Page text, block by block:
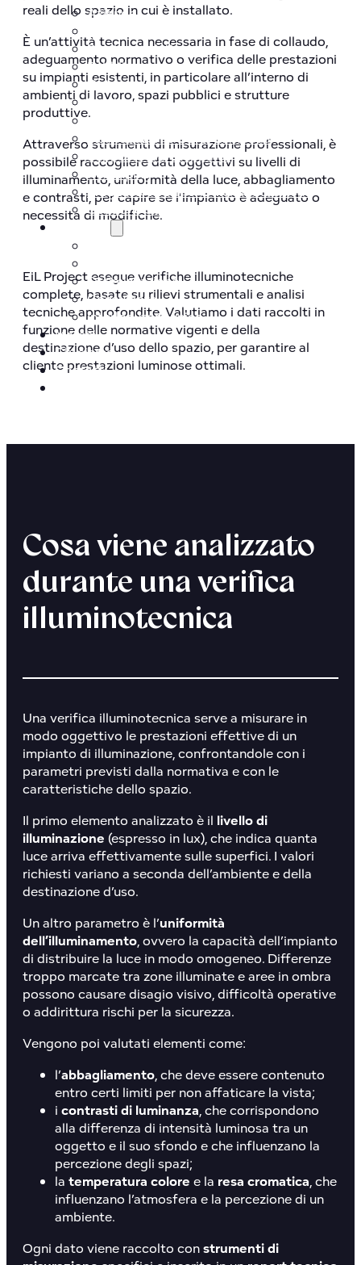
Aziende
Storico/artistico
Pubblico
Outdoor
Sanitario
Analisi Illuminotecnica
Individuazione Corpi Lampada
Supporto Gare Appalto
Relamping
Progetto e verifiche illuminotecniche
Gestione Sensori di Illuminazione
Ottimizzazione
Consulenza
Interlocutore unico
Marchi
Chi siamo
Contatti
reali dello spazio in cui è installato.
È un’attività tecnica necessaria in fase di collaudo,
adeguamento normativo o verifica delle prestazioni
su impianti esistenti, in particolare all’interno di
ambienti di lavoro, spazi pubblici e strutture
produttive.
Attraverso strumenti di misurazione professionali, è
possibile raccogliere dati oggettivi su livelli di
illuminamento, uniformità della luce, abbagliamento
e contrasti, per capire se l’impianto è adeguato o
necessita di modifiche.
EiL Project esegue verifiche illuminotecniche
complete, basate su rilievi strumentali e analisi
tecniche approfondite. Valutiamo i dati raccolti in
funzione delle normative vigenti e della
destinazione d’uso dello spazio, per garantire al
cliente prestazioni luminose ottimali.
Cosa viene analizzato
durante una verifica
illuminotecnica
Una verifica illuminotecnica serve a misurare in
modo oggettivo le prestazioni effettive di un
impianto di illuminazione, confrontandole con i
parametri previsti dalla normativa e con le
caratteristiche dello spazio.
Il primo elemento analizzato è il livello di
illuminazione (espresso in lux), che indica quanta
luce arriva effettivamente sulle superfici. I valori
richiesti variano a seconda dell’ambiente e della
destinazione d’uso.
Un altro parametro è l’uniformità
dell’illuminamento, ovvero la capacità dell’impianto
di distribuire la luce in modo omogeneo. Differenze
troppo marcate tra zone illuminate e aree in ombra
possono causare disagio visivo, difficoltà operative
o addirittura rischi per la sicurezza.
Vengono poi valutati elementi come:
l’abbagliamento, che deve essere contenuto
entro certi limiti per non affaticare la vista;
i contrasti di luminanza, che corrispondono
alla differenza di intensità luminosa tra un
oggetto e il suo sfondo e che influenzano la
percezione degli spazi;
la temperatura colore e la resa cromatica, che
influenzano l’atmosfera e la percezione di un
ambiente.
Ogni dato viene raccolto construmenti di